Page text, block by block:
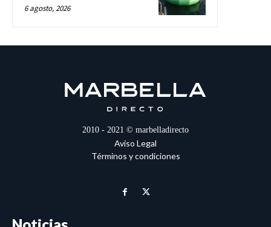
6 agosto, 2026
2010 - 2021 © marbelladirecto
Aviso Legal
Términos y condiciones